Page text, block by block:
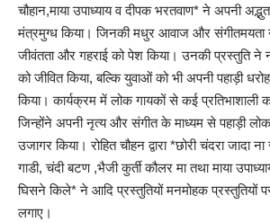
चौहान,माया उपाध्याय व दीपक भरतवाण* ने अपनी
मंत्रमुग्ध किया। जिनकी मधुर आवाज और संगीतमयता
जीवंतता और गहराई को पेश किया। उनकी प्रस्तुति ने
को जीवित किया, बल्कि युवाओं को भी अपनी पहाड़ी
किया। कार्यक्रम में लोक गायकों से कई प्रतिभाशाली
जिन्होंने अपनी नृत्य और संगीत के माध्यम से पहाड़ी
उजागर किया। रोहित चौहन द्वारा *छोरी चंदरा जादा
गाडी, चंदी बटण ,भैजी कुर्ती कौलर मा तथा माया
घिसने किले* ने आदि प्रस्तुतियों मनमोहक प्रस्तुतियों
लगाए।